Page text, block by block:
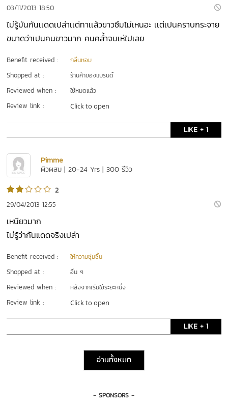
03/11/2013 18:50
ไม่รู้มันกันเเดดเปล่าเเต่ทาเเล้วขาวซึมไม่เหนอะ เเต่เปนคราบกระจาย
ขนาดว่าเปนคนขาวมาก คนคล้ำจบเห่ไปเลย
Benefit received : กลิ่นหอม
Shopped at : ร้านค้าของแบรนด์
Reviewed when : ใช้หมดแล้ว
Review link : Click to open
LIKE + 1
Pimme
ผิวผสม | 20-24 Yrs | 300 รีวิว
2
29/04/2013 12:55
เหนียวมาก
ไม่รู้ว่ากันแดดจริงเปล่า
Benefit received : ให้ความชุ่มชื้น
Shopped at : อื่น ๆ
Reviewed when : หลังจากเริ่มใช้ระยะหนึ่ง
Review link : Click to open
LIKE + 1
อ่านทั้งหมด
- SPONSORS -